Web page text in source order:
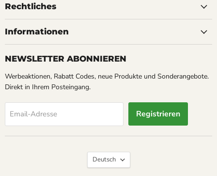
&
auf
auf
Rechtliches
Informationen
NEWSLETTER ABONNIEREN
Werbeaktionen, Rabatt Codes, neue Produkte und Sonderangebote.
Direkt in Ihrem Posteingang.
Email-Adresse Registrieren
Sprache
Deutsch